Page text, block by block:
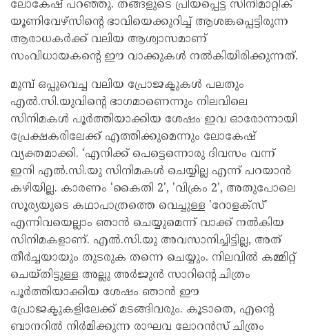
ലോകേഷ് പറഞ്ഞു. തങ്ങളുടെ പ്രിയപ്പെട്ട സിനിമാറ്റിക്
യൂണിവേഴ്സിന്റെ ഭാവിയെക്കുറിച്ച് ആശങ്കപ്പെട്ടിരുന്ന
ആരാധകർക്ക് വലിയ ആശ്വാസമാണ്
സംവിധായകന്റെ ഈ വാക്കുകൾ നൽകിയിരിക്കുന്നത്.
മുമ്പ് ഒപ്പുവെച്ച വലിയ പ്രോജക്ടുകൾ പലതും
എൽ.സി.യുവിന്റെ ഭാഗമാണെന്നും നിലവിലെ
സിനിമകൾ പൂർത്തിയാക്കിയ ശേഷം ഇവ ഓരോന്നായി
പ്രേക്ഷകരിലേക്ക് എത്തിക്കുമെന്നും ലോകേഷ്
വ്യക്തമാക്കി. ‘എനിക്ക് പെട്ടെന്നൊരു ദിവസം വന്ന്
ഇനി എൽ.സി.യു സിനിമകൾ ചെയ്യില്ല എന്ന് പറയാൻ
കഴിയില്ല. കാരണം 'കൈതി 2', 'വിക്രം 2', അതുപോലെ
സൂര്യയുടെ കഥാപാത്രത്തെ വെച്ചുള്ള 'റോളക്സ്'
എന്നിവയെല്ലാം ഞാൻ ചെയ്യുമെന്ന് വാക്ക് നൽകിയ
സിനിമകളാണ്. എൽ.സി.യു അവസാനിച്ചിട്ടില്ല, അത്
തീർച്ചയായും തുടരുക തന്നെ ചെയ്യും. നിലവിൽ കമ്മിറ്റ്
ചെയ്തിട്ടുള്ള അല്ലു അർജുൻ സാറിന്റെ ചിത്രം
പൂർത്തിയാക്കിയ ശേഷം ഞാൻ ഈ
പ്രോജക്ടുകളിലേക്ക് മടങ്ങിവരും. കൂടാതെ, എന്റെ
ബാനറിൽ നിർമിക്കുന്ന രാഘവ ലോറൻസ് ചിത്രം